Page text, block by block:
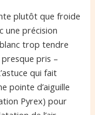
plutôt que froide
une précision
blanc trop tendre
pris –
qui fait
pointe d’aiguille
Pyrex) pour